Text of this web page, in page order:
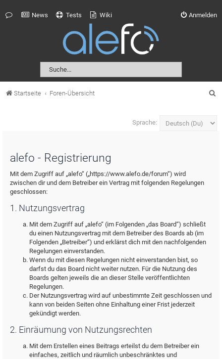
News Tests Wiki Anmelden
Startseite Foren-Übersicht
Sprache:
alefo - Registrierung
Mit dem Zugriff auf „alefo“ („https://www.alefo.de/forum“) wird
zwischen dir und dem Betreiber ein Vertrag mit folgenden Regelungen
geschlossen:
1. Nutzungsvertrag
Mit dem Zugriff auf „alefo“ (im Folgenden „das Board“) schließt
du einen Nutzungsvertrag mit dem Betreiber des Boards ab (im
Folgenden „Betreiber“) und erklärst dich mit den nachfolgenden
Regelungen einverstanden.
Wenn du mit diesen Regelungen nicht einverstanden bist, so
darfst du das Board nicht weiter nutzen. Für die Nutzung des
Boards gelten jeweils die an dieser Stelle veröffentlichten
Regelungen.
Der Nutzungsvertrag wird auf unbestimmte Zeit geschlossen und
kann von beiden Seiten ohne Einhaltung einer Frist jederzeit
gekündigt werden.
2. Einräumung von Nutzungsrechten
Mit dem Erstellen eines Beitrags erteilst du dem Betreiber ein
einfaches, zeitlich und räumlich unbeschränktes und